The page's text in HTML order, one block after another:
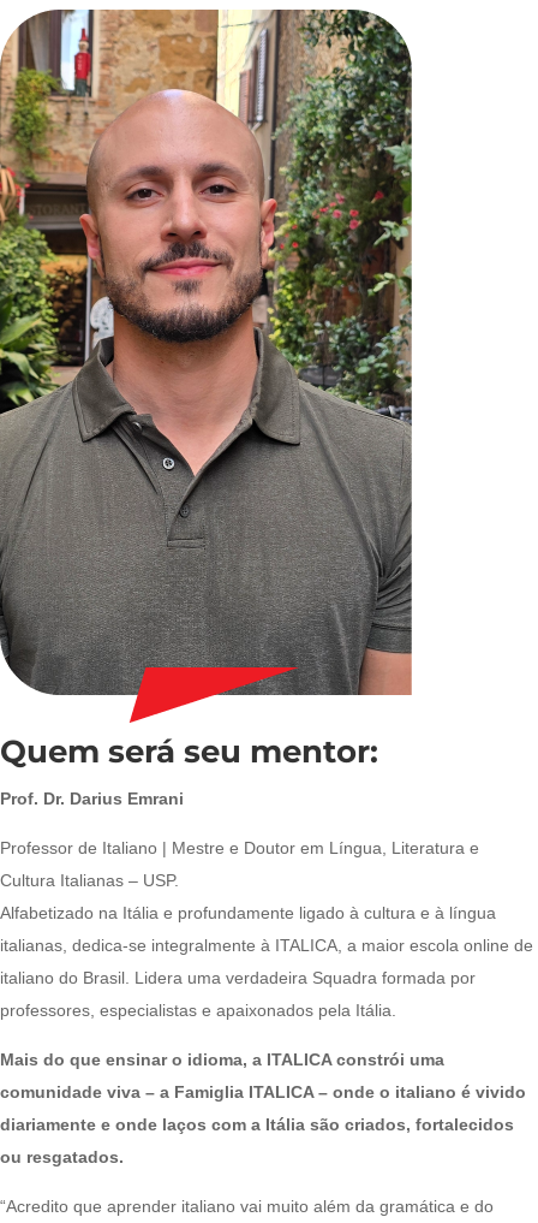
Quem será seu mentor:
Prof. Dr. Darius Emrani
Professor de Italiano | Mestre e Doutor em Língua, Literatura e
Cultura Italianas – USP.
Alfabetizado na Itália e profundamente ligado à cultura e à língua
italianas, dedica-se integralmente à ITALICA, a maior escola online de
italiano do Brasil. Lidera uma verdadeira Squadra formada por
professores, especialistas e apaixonados pela Itália.
Mais do que ensinar o idioma, a ITALICA constrói uma
comunidade viva – a Famiglia ITALICA – onde o italiano é vivido
diariamente e onde laços com a Itália são criados, fortalecidos
ou resgatados.
“Acredito que aprender italiano vai muito além da gramática e do